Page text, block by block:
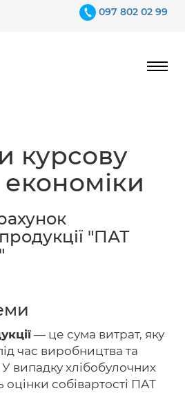
097 802 02 99
курсову
"ПАТ
— це сума витрат, яку
час виробництва та
У випадку хлібобулочних
оцінки собівартості ПАТ
097 802 02 99